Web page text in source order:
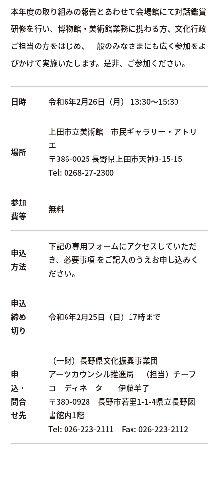
本年度の取り組みの報告とあわせて会場館にて対話鑑賞
研修を行い、博物館・美術館業務に携わる方、文化行政
ご担当の方をはじめ、一般のみなさまにも広く参加をよ
びかけて実施いたします。是非、ご参加ください。
日時 令和6年2月26日（月） 13:30～15:30
場所
上田市立美術館 市民ギャラリー・アトリ
エ
〒386-0025 長野県上田市天神3-15-15
Tel: 0268-27-2300
参加
費等
無料
申込
方法
下記の専用フォームにアクセスしていただ
き、必要事項 をご記入のうえお申し込みく
ださい。
申込
締め
切り
令和6年2月25日（日）17時まで
申
込・
問合
せ先
（一財）長野県文化振興事業団
アーツカウンシル推進局 （担当）チーフ
コーディネーター 伊藤羊子
〒380-0928 長野市若里1-1-4県立長野図
書館内1階
Tel: 026-223-2111 Fax: 026-223-2112